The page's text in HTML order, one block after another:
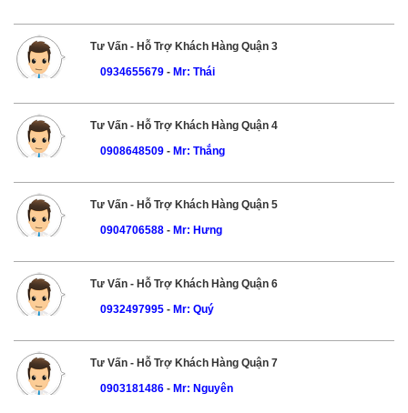
Tư Vấn - Hỗ Trợ Khách Hàng Quận 3
0934655679- Mr: Thái
Tư Vấn - Hỗ Trợ Khách Hàng Quận 4
0908648509- Mr: Thắng
Tư Vấn - Hỗ Trợ Khách Hàng Quận 5
0904706588- Mr: Hưng
Tư Vấn - Hỗ Trợ Khách Hàng Quận 6
0932497995- Mr: Quý
Tư Vấn - Hỗ Trợ Khách Hàng Quận 7
0903181486- Mr: Nguyên